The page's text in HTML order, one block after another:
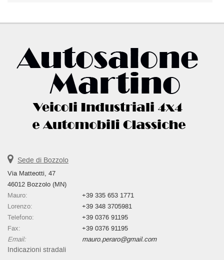
Sede di Bozzolo
Via Matteotti, 47
46012 Bozzolo (MN)
Mauro:
+39 335 653 1771
Lorenzo:
+39 348 3705981
Telefono:
+39 0376 91195
Fax:
+39 0376 91195
Email:
mauro.peraro@gmail.com
Indicazioni stradali